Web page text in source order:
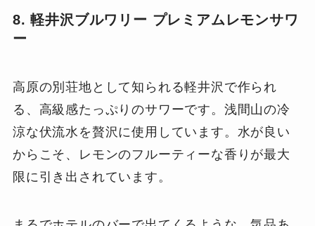
8. 軽井沢ブルワリー プレミアムレモンサワ
ー
高原の別荘地として知られる軽井沢で作られ
る、高級感たっぷりのサワーです。浅間山の冷
涼な伏流水を贅沢に使用しています。水が良い
からこそ、レモンのフルーティーな香りが最大
限に引き出されています。